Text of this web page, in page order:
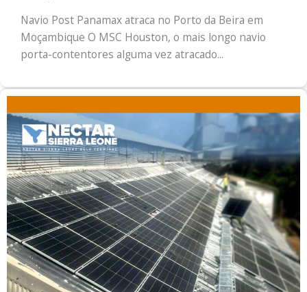
Navio Post Panamax atraca no Porto da Beira em
Moçambique O MSC Houston, o mais longo navio
porta-contentores alguma vez atracado...